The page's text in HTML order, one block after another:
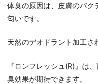
体臭の原因は、皮膚のバク
匂いです。
天然のデオドラント加工さ
『ロンフレッシュ(R)』は
臭効果が期待できます。